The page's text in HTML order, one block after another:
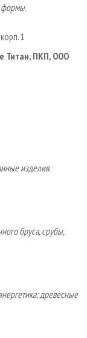
формы.
1
Титан, ПКП, ООО
изделия.
бруса, срубы,
древесные